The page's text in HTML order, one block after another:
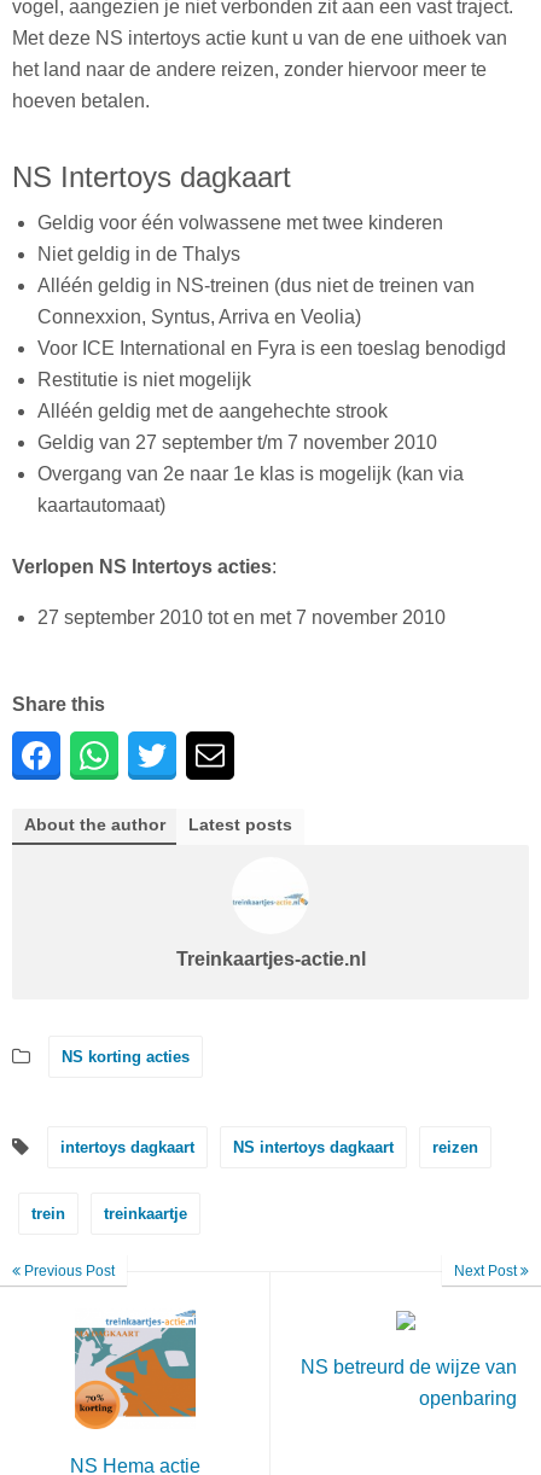
vogel, aangezien je niet verbonden zit aan een vast traject.
Met deze NS intertoys actie kunt u van de ene uithoek van
het land naar de andere reizen, zonder hiervoor meer te
hoeven betalen.
NS Intertoys dagkaart
Geldig voor één volwassene met twee kinderen
Niet geldig in de Thalys
Alléén geldig in NS-treinen (dus niet de treinen van
Connexxion, Syntus, Arriva en Veolia)
Voor ICE International en Fyra is een toeslag benodigd
Restitutie is niet mogelijk
Alléén geldig met de aangehechte strook
Geldig van 27 september t/m 7 november 2010
Overgang van 2e naar 1e klas is mogelijk (kan via
kaartautomaat)
Verlopen NS Intertoys acties:
27 september 2010 tot en met 7 november 2010
Share this
About the author Latest posts
Treinkaartjes-actie.nl
NS korting acties
intertoys dagkaart NS intertoys dagkaart reizen
trein treinkaartje
Previous Post
NS Hema actie
Next Post
NS betreurd de wijze van
openbaring